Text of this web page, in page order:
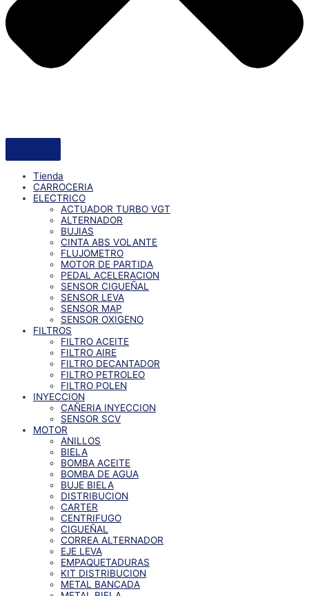
Tienda
CARROCERIA
ELECTRICO
ACTUADOR TURBO VGT
ALTERNADOR
BUJIAS
CINTA ABS VOLANTE
FLUJOMETRO
MOTOR DE PARTIDA
PEDAL ACELERACION
SENSOR CIGUEÑAL
SENSOR LEVA
SENSOR MAP
SENSOR OXIGENO
FILTROS
FILTRO ACEITE
FILTRO AIRE
FILTRO DECANTADOR
FILTRO PETROLEO
FILTRO POLEN
INYECCION
CAÑERIA INYECCION
SENSOR SCV
MOTOR
ANILLOS
BIELA
BOMBA ACEITE
BOMBA DE AGUA
BUJE BIELA
DISTRIBUCION
CARTER
CENTRIFUGO
CIGUEÑAL
CORREA ALTERNADOR
EJE LEVA
EMPAQUETADURAS
KIT DISTRIBUCION
METAL BANCADA